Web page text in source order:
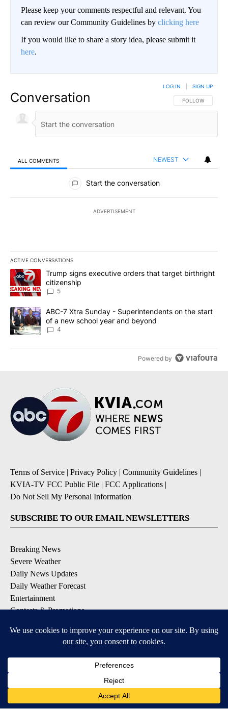
Please keep your comments respectful and relevant. You
can review our Community Guidelines by clicking here
If you would like to share a story idea, please submit it
here.
Conversation FOLLOW THIS
FOLLOW
LOG IN SIGN UP
ALL COMMENTS NEWEST
All Comments
Start the conversation
ADVERTISEMENT
ACTIVE CONVERSATIONS
The following is a list of the most commented articles in the last
A trending article titled "Trump signs executive orders that
Trump signs executive orders that target birthright
citizenship
5
A trending article titled "ABC-7 Xtra Sunday - Superintendents
ABC-7 Xtra Sunday - Superintendents on the start
of a new school year and beyond
4
Powered by
Terms of Service | Privacy Policy | Community Guidelines |
KVIA-TV FCC Public File | FCC Applications |
Do Not Sell My Personal Information
SUBSCRIBE TO OUR EMAIL NEWSLETTERS
Breaking News
Severe Weather
Daily News Updates
Daily Weather Forecast
Entertainment
Contests & Promotions
DOWNLOAD OUR APPS
Available for iOS and Android